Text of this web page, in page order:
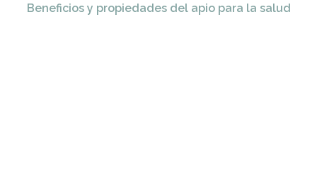
Beneficios y propiedades del apio para la salud